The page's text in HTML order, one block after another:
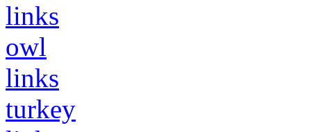
links
owl
links
turkey